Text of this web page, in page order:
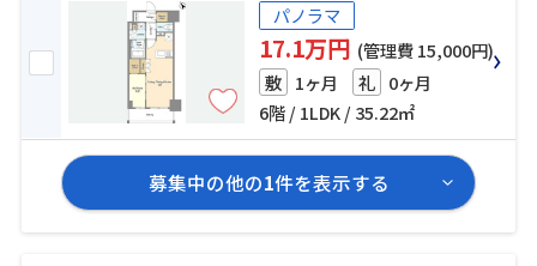
パノラマ
17.1万円 (管理費 15,000円)
敷 1ヶ月 礼 0ヶ月
6階 / 1LDK / 35.22㎡
募集中の他の1件を表示する